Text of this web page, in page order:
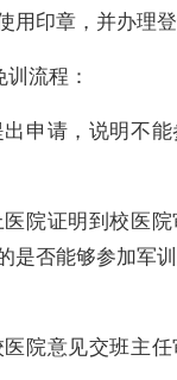
用印章，并办理登
流程：
申请，说明不
院证明到校医
是否能够参加军
院意见交班主